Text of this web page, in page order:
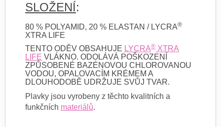
SLOŽENÍ:
80 % POLYAMID, 20 % ELASTAN / LYCRA®
XTRA LIFE
TENTO ODĚV OBSAHUJE LYCRA® XTRA
LIFE VLÁKNO. ODOLÁVÁ POŠKOZENÍ
ZPŮSOBENÉ BAZÉNOVOU CHLOROVANOU
VODOU, OPALOVACÍM KRÉMEM A
DLOUHODOBĚ UDRŽUJE SVŮJ TVAR.
Plavky jsou vyrobeny z těchto kvalitních a
funkčních materiálů.